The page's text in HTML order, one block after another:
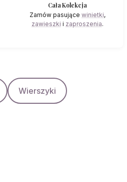
Cała Kolekcja
Zamów pasujące winietki,
zawieszki i zaproszenia.
Wierszyki